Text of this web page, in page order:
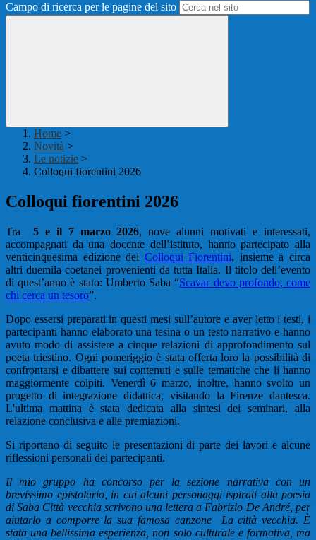
Campo di ricerca per le pagine del sito
Home >
Novità >
Le notizie >
Colloqui fiorentini 2026
Colloqui fiorentini 2026
Tra 5 e il 7 marzo 2026, nove alunni motivati e interessati,
accompagnati da una docente dell’istituto, hanno partecipato alla
venticinquesima edizione dei Colloqui Fiorentini, insieme a circa
altri duemila coetanei provenienti da tutta Italia. Il titolo dell’evento
di quest’anno è stato: Umberto Saba “Scavar devo profondo, come
chi cerca un tesoro”.
Dopo essersi preparati in questi mesi sull’autore e aver letto i testi, i
partecipanti hanno elaborato una tesina o un testo narrativo e hanno
avuto modo di assistere a cinque relazioni di approfondimento sul
poeta triestino. Ogni pomeriggio è stata offerta loro la possibilità di
confrontarsi e dibattere sui contenuti e sulle tematiche che li hanno
maggiormente colpiti. Venerdì 6 marzo, inoltre, hanno svolto un
progetto di integrazione didattica, visitando la Firenze dantesca.
L'ultima mattina è stata dedicata alla sintesi dei seminari, alla
relazione conclusiva e alle premiazioni.
Si riportano di seguito le presentazioni di parte dei lavori e alcune
riflessioni personali dei partecipanti.
Il mio gruppo ha concorso per la sezione narrativa con un
brevissimo epistolario, in cui alcuni personaggi ispirati alla poesia
di Saba Città vecchia scrivono una lettera a Fabrizio De André, per
aiutarlo a comporre la sua famosa canzone La città vecchia. È
stata una bellissima esperienza, non solo culturale e formativa, ma